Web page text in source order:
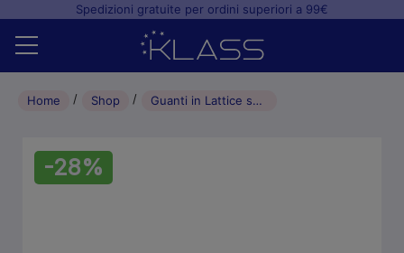
Spedizioni gratuite per ordini superiori a 99€
Home
Studio odontoiatrico
Home Shop Guanti in Lattice senza polvere PALMPRO Expert 631 5,6 gr./0,12mm (100pz) – S
-28%